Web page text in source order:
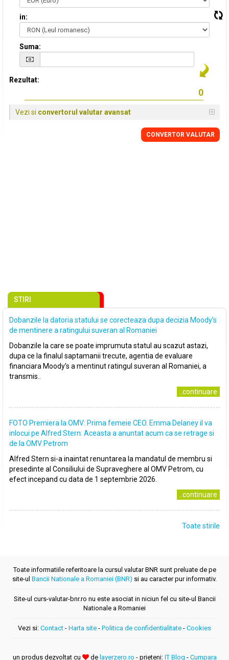
in:
Suma:
Rezultat:
Vezi si convertorul valutar avansat
CONVERTOR VALUTAR
STIRI
Dobanzile la datoria statului se corecteaza dupa decizia Moody’s
de mentinere a ratingului suveran al Romaniei
Dobanzile la care se poate imprumuta statul au scazut astazi,
dupa ce la finalul saptamanii trecute, agentia de evaluare
financiara Moody’s a mentinut ratingul suveran al Romaniei, a
transmis..
..continuare
FOTO Premiera la OMV: Prima femeie CEO. Emma Delaney il va
inlocui pe Alfred Stern. Aceasta a anuntat acum ca se retrage si
de la OMV Petrom
Alfred Stern si-a inaintat renuntarea la mandatul de membru si
presedinte al Consiliului de Supraveghere al OMV Petrom, cu
efect incepand cu data de 1 septembrie 2026.
..continuare
Toate stirile
Toate informatiile referitoare la cursul valutar BNR sunt preluate de pe
site-ul Bancii Nationale a Romaniei (BNR) si au caracter pur informativ.
Site-ul curs-valutar-bnr.ro nu este asociat in niciun fel cu site-ul Bancii
Nationale a Romaniei
Vezi si: Contact - Harta site - Politica de confidentialitate - Cookies
un produs dezvoltat cu de layerzero.ro - prieteni: IT Blog - Cumpara